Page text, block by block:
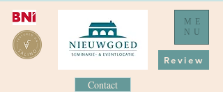
Contact
Review
ME
NU